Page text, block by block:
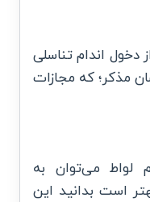
از دخول اندام تناسلی
مذکر؛ که مجازات
لواط می‌توان به
است بدانید این